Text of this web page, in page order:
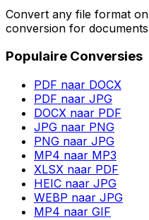
Convert any file format
conversion for
Populaire Conversies
PDF naar DOCX
PDF naar JPG
DOCX naar PDF
JPG naar PNG
PNG naar JPG
MP4 naar MP3
XLSX naar PDF
HEIC naar JPG
WEBP naar JPG
MP4 naar GIF